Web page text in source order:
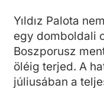
Yıldız Palota
egy domboldali
Boszporusz
öléig terjed. A
júliusában a